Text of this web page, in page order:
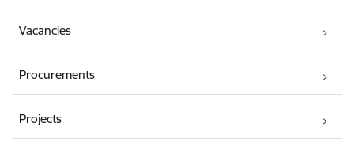
Vacancies
Procurements
Projects